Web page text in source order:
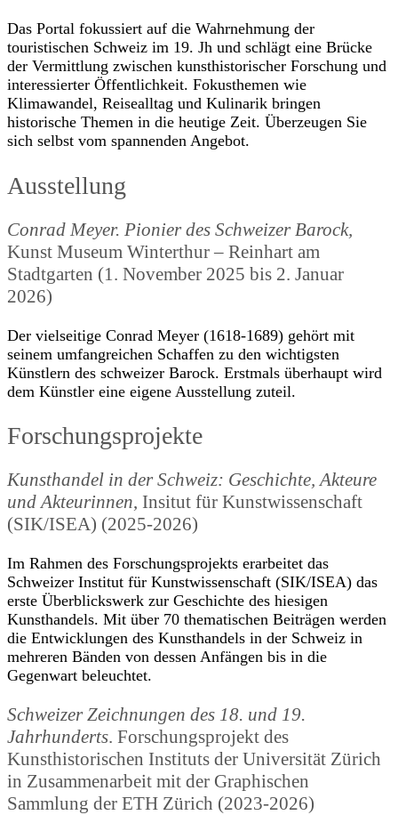
Das Portal fokussiert auf die Wahrnehmung der
touristischen Schweiz im 19. Jh und schlägt eine Brücke
der Vermittlung zwischen kunsthistorischer Forschung und
interessierter Öffentlichkeit. Fokusthemen wie
Klimawandel, Reisealltag und Kulinarik bringen
historische Themen in die heutige Zeit. Überzeugen Sie
sich selbst vom spannenden Angebot.
Ausstellung
Conrad Meyer. Pionier des Schweizer Barock,
Kunst Museum Winterthur – Reinhart am
Stadtgarten (1. November 2025 bis 2. Januar
2026)
Der vielseitige Conrad Meyer (1618-1689) gehört mit
seinem umfangreichen Schaffen zu den wichtigsten
Künstlern des schweizer Barock. Erstmals überhaupt wird
dem Künstler eine eigene Ausstellung zuteil.
Forschungsprojekte
Kunsthandel in der Schweiz: Geschichte, Akteure
und Akteurinnen, Insitut für Kunstwissenschaft
(SIK/ISEA) (2025-2026)
Im Rahmen des Forschungsprojekts erarbeitet das
Schweizer Institut für Kunstwissenschaft (SIK/ISEA) das
erste Überblickswerk zur Geschichte des hiesigen
Kunsthandels. Mit über 70 thematischen Beiträgen werden
die Entwicklungen des Kunsthandels in der Schweiz in
mehreren Bänden von dessen Anfängen bis in die
Gegenwart beleuchtet.
Schweizer Zeichnungen des 18. und 19.
Jahrhunderts. Forschungsprojekt des
Kunsthistorischen Instituts der Universität Zürich
in Zusammenarbeit mit der Graphischen
Sammlung der ETH Zürich (2023-2026)